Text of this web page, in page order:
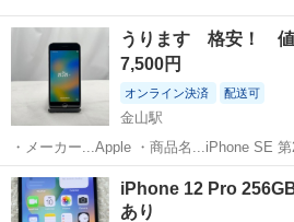
うります 格安！ 値
7,500円
オンライン決済 配送可
金山駅
・メーカー...Apple ・商品名...iPhone SE
SIM フリーホワイト ・製品型番
2.6GHz ・メ...
愛知 名古屋市
iPhone 12 Pro
あり